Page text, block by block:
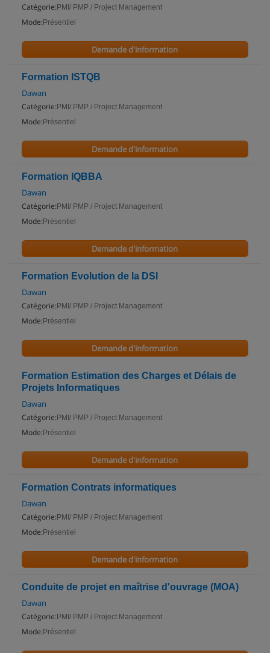
Catégorie: PMI/ PMP / Project Management
Mode: Présentiel
Demande d'information
Formation ISTQB
Dawan
Catégorie: PMI/ PMP / Project Management
Mode: Présentiel
Demande d'information
Formation IQBBA
Dawan
Catégorie: PMI/ PMP / Project Management
Mode: Présentiel
Demande d'information
Formation Evolution de la DSI
Dawan
Catégorie: PMI/ PMP / Project Management
Mode: Présentiel
Demande d'information
Formation Estimation des Charges et Délais de
Projets Informatiques
Dawan
Catégorie: PMI/ PMP / Project Management
Mode: Présentiel
Demande d'information
Formation Contrats informatiques
Dawan
Catégorie: PMI/ PMP / Project Management
Mode: Présentiel
Demande d'information
Conduite de projet en maîtrise d'ouvrage (MOA)
Dawan
Catégorie: PMI/ PMP / Project Management
Mode: Présentiel